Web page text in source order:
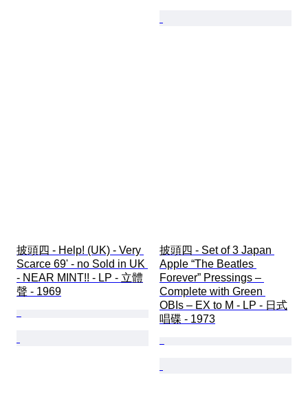
披頭四 - Help! (UK) - Very
Scarce 69' - no Sold in UK
- NEAR MINT!! - LP - 立體
聲 - 1969
披頭四 - Set of 3 Japan
Apple “The Beatles
Forever” Pressings –
Complete with Green
OBIs – EX to M - LP - 日式
唱碟 - 1973